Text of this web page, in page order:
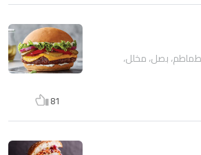
بصل، مخلل،
81